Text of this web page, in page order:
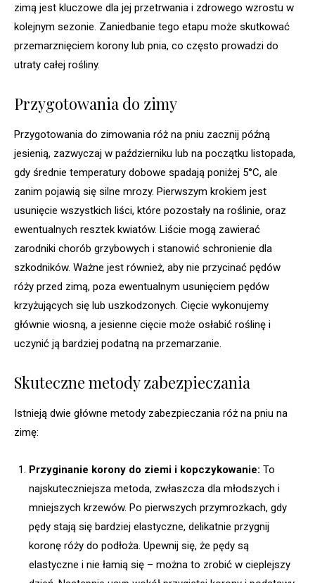
zimą jest kluczowe dla jej przetrwania i zdrowego wzrostu w
kolejnym sezonie. Zaniedbanie tego etapu może skutkować
przemarznięciem korony lub pnia, co często prowadzi do
utraty całej rośliny.
Przygotowania do zimy
Przygotowania do zimowania róż na pniu zacznij późną
jesienią, zazwyczaj w październiku lub na początku listopada,
gdy średnie temperatury dobowe spadają poniżej 5°C, ale
zanim pojawią się silne mrozy. Pierwszym krokiem jest
usunięcie wszystkich liści, które pozostały na roślinie, oraz
ewentualnych resztek kwiatów. Liście mogą zawierać
zarodniki chorób grzybowych i stanowić schronienie dla
szkodników. Ważne jest również, aby nie przycinać pędów
róży przed zimą, poza ewentualnym usunięciem pędów
krzyżujących się lub uszkodzonych. Cięcie wykonujemy
głównie wiosną, a jesienne cięcie może osłabić roślinę i
uczynić ją bardziej podatną na przemarzanie.
Skuteczne metody zabezpieczania
Istnieją dwie główne metody zabezpieczania róż na pniu na
zimę:
Przyginanie korony do ziemi i kopczykowanie: To
najskuteczniejsza metoda, zwłaszcza dla młodszych i
mniejszych krzewów. Po pierwszych przymrozkach, gdy
pędy stają się bardziej elastyczne, delikatnie przygnij
koronę róży do podłoża. Upewnij się, że pędy są
elastyczne i nie łamią się – można to zrobić w cieplejszy